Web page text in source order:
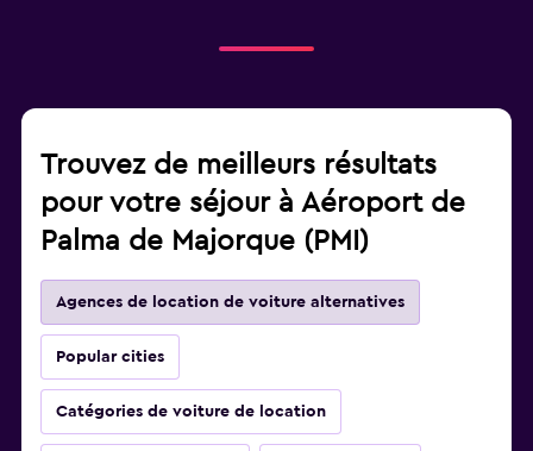
Trouvez de meilleurs résultats
pour votre séjour à Aéroport de
Palma de Majorque (PMI)
Agences de location de voiture alternatives
Popular cities
Catégories de voiture de location